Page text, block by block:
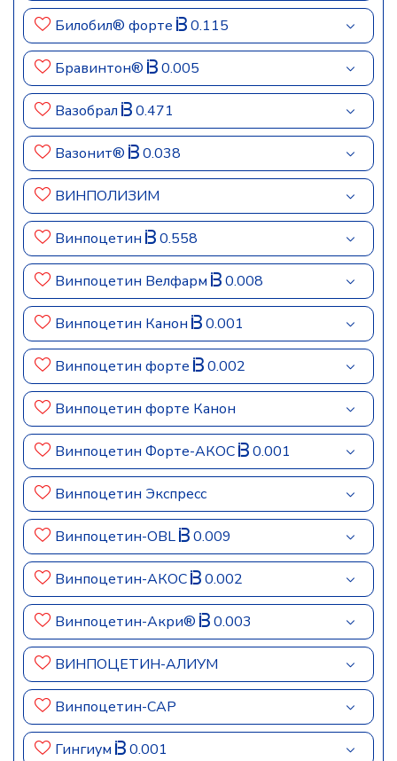
Билобил® форте 0.115
Бравинтон® 0.005
Вазобрал 0.471
Вазонит® 0.038
ВИНПОЛИЗИМ
Винпоцетин 0.558
Винпоцетин Велфарм 0.008
Винпоцетин Канон 0.001
Винпоцетин форте 0.002
Винпоцетин форте Канон
Винпоцетин Форте-АКОС 0.001
Винпоцетин Экспресс
Винпоцетин-OBL 0.009
Винпоцетин-АКОС 0.002
Винпоцетин-Акри® 0.003
ВИНПОЦЕТИН-АЛИУМ
Винпоцетин-САР
Гингиум 0.001